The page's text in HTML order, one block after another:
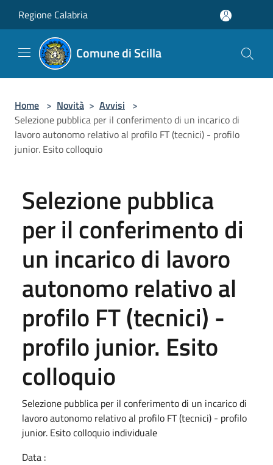
Regione Calabria
Comune di Scilla
Home > Novità > Avvisi >
Selezione pubblica per il conferimento di un incarico di
lavoro autonomo relativo al profilo FT (tecnici) - profilo
junior. Esito colloquio
Selezione pubblica
per il conferimento di
un incarico di lavoro
autonomo relativo al
profilo FT (tecnici) -
profilo junior. Esito
colloquio
Selezione pubblica per il conferimento di un incarico di
lavoro autonomo relativo al profilo FT (tecnici) - profilo
junior. Esito colloquio individuale
Data :